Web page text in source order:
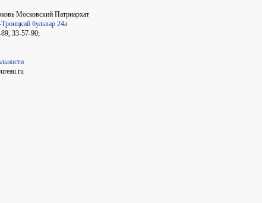
Московский Патриархат
бульвар 24а
33-57-90;